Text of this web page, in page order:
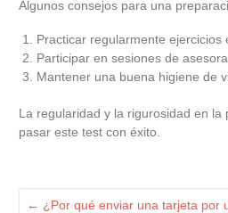
Algunos consejos para una
Practicar regularmente ejercicios
Participar en sesiones de
Mantener una buena higiene de
La regularidad y la rigurosidad en
pasar este test con éxito.
← ¿Por qué enviar una tarjeta por